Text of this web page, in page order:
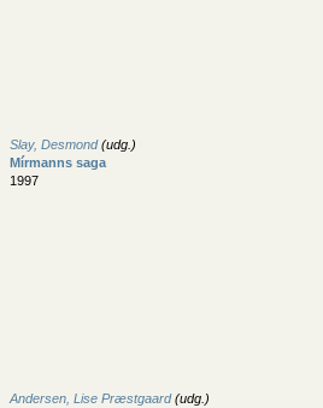
Slay, Desmond(udg.)
Mírmanns saga
1997
Andersen, Lise Præstgaard(udg.)